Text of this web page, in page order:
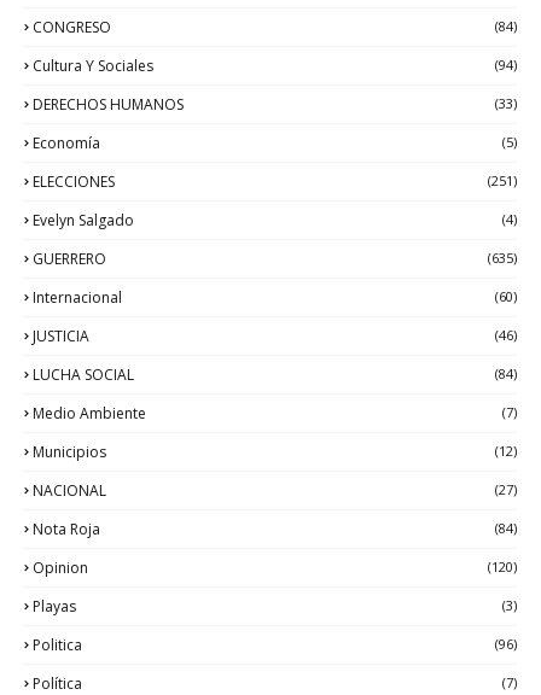
CONGRESO (84)
Cultura Y Sociales (94)
DERECHOS HUMANOS (33)
Economía (5)
ELECCIONES (251)
Evelyn Salgado (4)
GUERRERO (635)
Internacional (60)
JUSTICIA (46)
LUCHA SOCIAL (84)
Medio Ambiente (7)
Municipios (12)
NACIONAL (27)
Nota Roja (84)
Opinion (120)
Playas (3)
Politica (96)
Política (7)